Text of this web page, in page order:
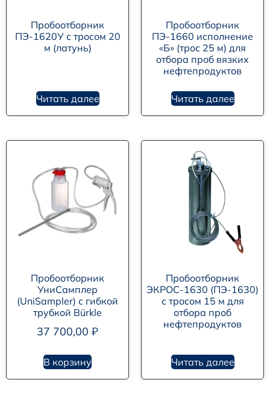
Пробоотборник
ПЭ-1620У с тросом 20
м (латунь)
Читать далее
Пробоотборник
ПЭ-1660 исполнение
«Б» (трос 25 м) для
отбора проб вязких
нефтепродуктов
Читать далее
Пробоотборник
УниСамплер
(UniSampler) с гибкой
трубкой Bürkle
37 700,00 ₽
В корзину
Пробоотборник
ЭКРОС-1630 (ПЭ-1630)
с тросом 15 м для
отбора проб
нефтепродуктов
Читать далее